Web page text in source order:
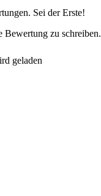
Sei der Erste!
Bewertung zu schreiben.
geladen